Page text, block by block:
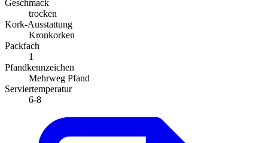
Geschmack
trocken
Kork-Ausstattung
Kronkorken
Packfach
1
Pfandkennzeichen
Mehrweg Pfand
Serviertemperatur
6-8